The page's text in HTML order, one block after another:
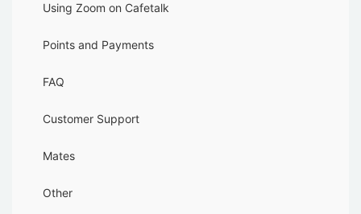
Using Zoom on Cafetalk
Points and Payments
FAQ
Customer Support
Mates
Other